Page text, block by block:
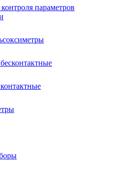
параметров